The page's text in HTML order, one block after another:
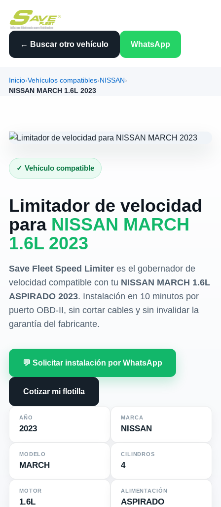
← Buscar otro vehículo WhatsApp
Inicio›Vehículos compatibles› NISSAN ›
NISSAN MARCH 1.6L 2023
✓ Vehículo compatible
Limitador de velocidad
para NISSAN MARCH
1.6L 2023
Save Fleet Speed Limiteres el gobernador de
velocidad compatible con tu NISSAN MARCH 1.6L
ASPIRADO 2023. Instalación en 10 minutos por
puerto OBD-II, sin cortar cables y sin invalidar la
garantía del fabricante.
💬 Solicitar instalación por WhatsApp
Cotizar mi flotilla
AÑO
2023
MARCA
NISSAN
MODELO
MARCH
CILINDROS
4
MOTOR
1.6L
ALIMENTACIÓN
ASPIRADO